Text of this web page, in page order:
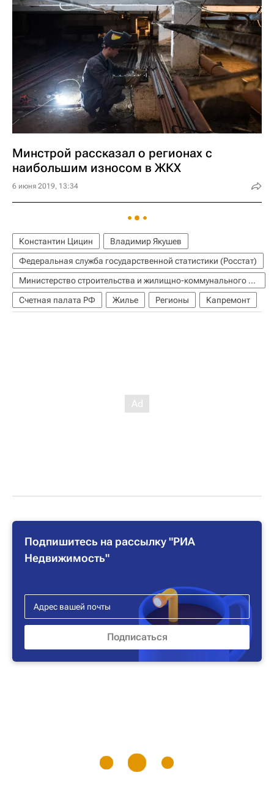
Минстрой рассказал о регионах с
наибольшим износом в ЖКХ
6 июня 2019, 13:34
Константин Цицин
Владимир Якушев
Федеральная служба государственной статистики (Росстат)
Министерство строительства и жилищно-коммунального хозяйства РФ (Минстрой России)
Счетная палата РФ
Жилье Регионы Капремонт
Подпишитесь на рассылку "РИА
Недвижимость"